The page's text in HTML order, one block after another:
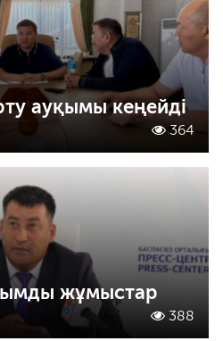
ауқымы кеңейді
364
жұмыстар
388